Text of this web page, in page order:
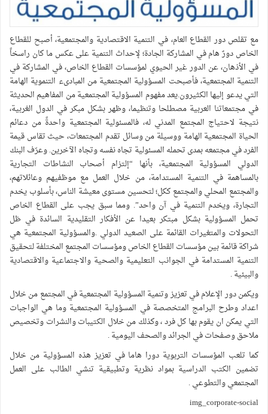
مع تقلص دور القطاع العام، في التنمية الاقتصادية والمجتمعية، أصبح للقطاع
الخاص دورٌ هام في المشاركة الجادة؛ لإحداث التنمية على عكس ما كان راسخاً
في الأذهان، عن الدور غير الحيوي لمؤسسات القطاع الخاص، في المشاركة في
التنمية المجتمعية، فأصبحت المسؤولية المجتمعية من المبادىء التنموية الهامة
التي يدعو إليها الكثيرون.يعد مفهوم المسؤولية المجتمعية من المفاهيم الحديثة
في مجتمعاتنا العربية مصطلحا وتنظيما، وظهر بشكل مبكر في الدول الغربية،
نتيجة لاحتياج المجتمع المدني له، فالمسئولية المجتمعية واحدةً من دعائم
الحياة المجتمعية الهامة ووسيلة من وسائل تقدم المجتمعات، حيث تقاس قيمة
الفرد في مجتمعه بمدى تحمله المسئولية تجاه نفسه وتجاه الآخرين. وعرّف البنك
الدولي المسؤولية المجتمعية، بأنها “إلتزام أصحاب النشاطات التجارية
بالمساهمة في التنمية المستدامة، من خلال العمل مع موظفيهم وعائلاتهم،
والمجتمع المحلي والمجتمع ككل؛ لتحسين مستوى معيشة الناس، بأسلوب يخدم
التجارة، ويخدم التنمية في آن واحد”. ومما سبق يجب على القطاع الخاص
تحمل المسؤولية بشكل مبتكر بعيدا عن الأفكار التقليدية السائدة في ظل
التحولات والمتغيرات القائمة على الصعيد الدولي .والمسؤولية المجتمعية هي
شراكة قائمة بين مؤسسات القطاع الخاص ومؤسسات المجتمع المختلفة لتحقيق
التنمية المستدامة في الجوانب التعليمية والصحية والاجتماعية والاقتصادية
والبيئية .
ويكمن دور الإعلام في تعزيز وتنمية المسؤولية المجتمعية في المجتمع من خلال
اعداد وطرح البرامج المتخصصة في المسؤولية المجتمعية وما هي الواجبات
التي يمكن ان يقوم بها كل فرد ، وكذلك من خلال الكتيبات والنشرات وتخصيص
ملاحق وصفحات في الجرائد والصحف اليومية .
كما تلعب المؤسسات التربوية دورا هاما في تعزيز هذه المسؤولية من خلال
تضمين الكتب الدراسية بمواد نظرية وتطبيقية تنشي الطالب على العمل
المجتمعي والتطوعي .
img_corporate-social